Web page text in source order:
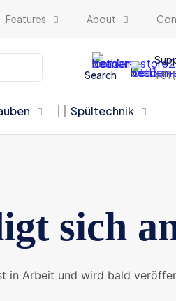
Features About
Search
+61
Spültechnik
sich
in Arbeit und wird bald